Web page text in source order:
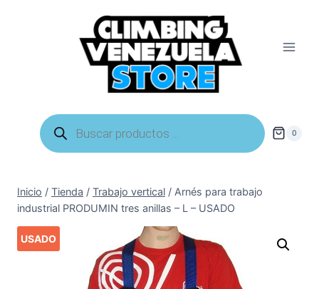
Búsqueda
de
productos
0
Inicio / Tienda / Trabajo vertical / Arnés para trabajo
industrial PRODUMIN tres anillas – L – USADO
USADO